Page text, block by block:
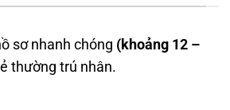
sơ nhanh chóng (khoảng 12 –
thường trú nhân.